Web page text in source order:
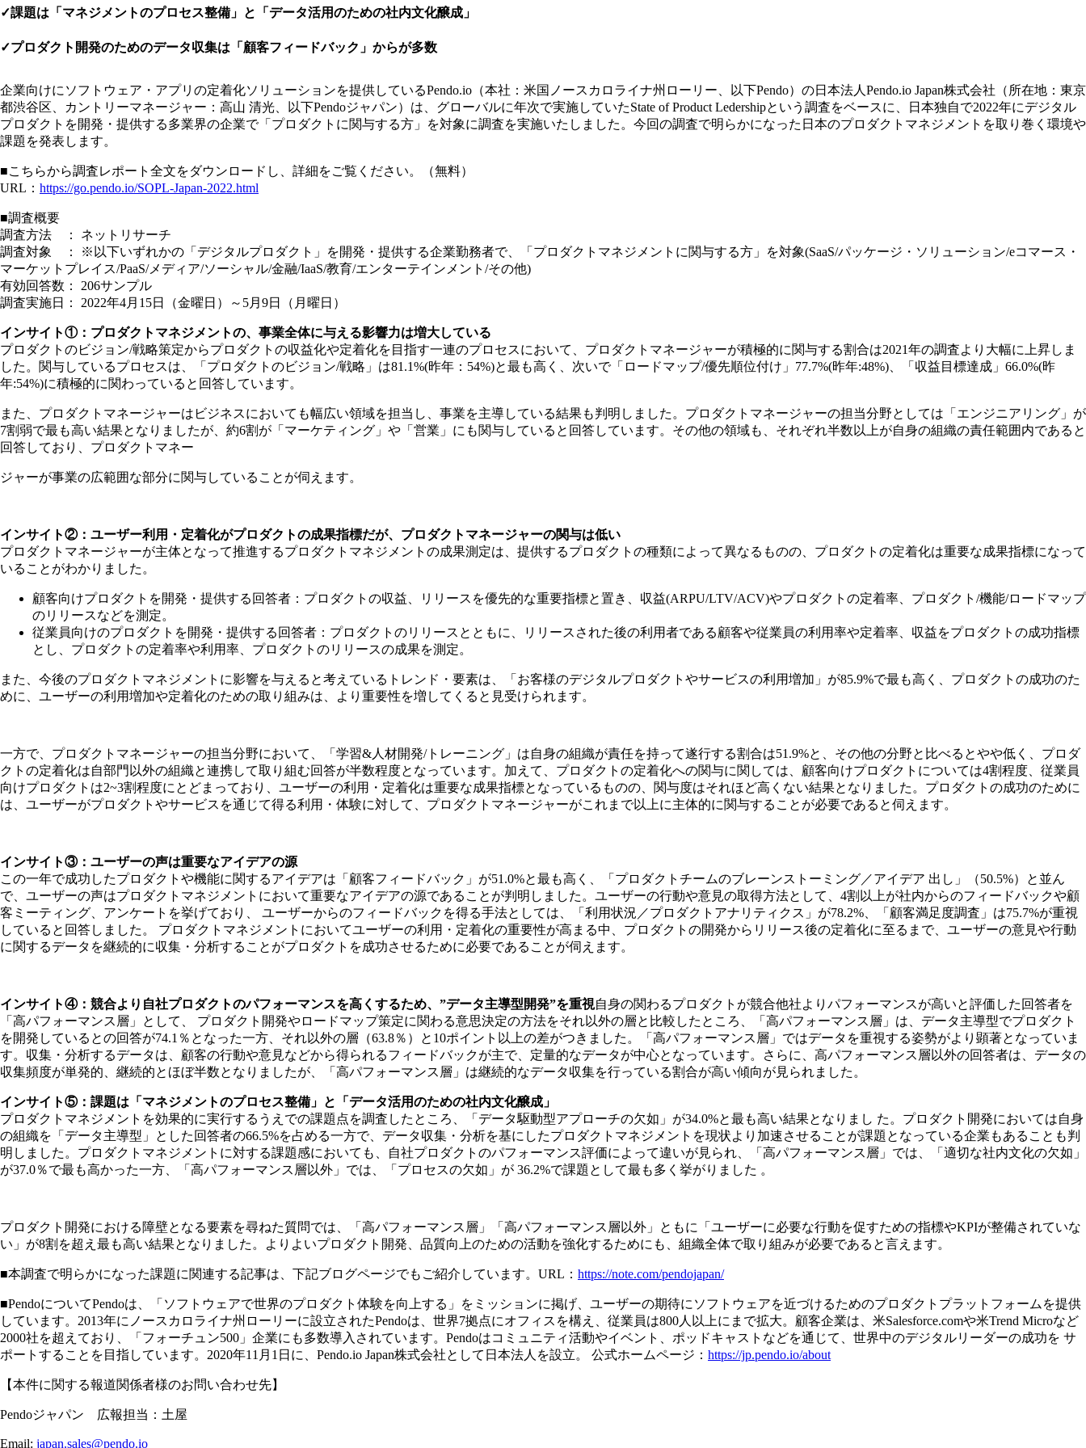
✓課題は「マネジメントのプロセス整備」と「データ活⽤のための社内⽂化醸成」
✓プロダクト開発のためのデータ収集は「顧客フィードバック」からが多数
企業向けにソフトウェア・アプリの定着化ソリューションを提供しているPendo.io（本社：米国ノースカロライナ州ローリー、以下Pendo）の日本法人Pendo.io Japan株式会社（所在地：東京
都渋谷区、カントリーマネージャー：高山 清光、以下Pendoジャパン）は、グローバルに年次で実施していたState of Product Ledershipという調査をベースに、日本独自で2022年にデジタル
プロダクトを開発・提供する多業界の企業で「プロダクトに関与する方」を対象に調査を実施いたしました。今回の調査で明らかになった日本のプロダクトマネジメントを取り巻く環境や
課題を発表します。
■こちらから調査レポート全文をダウンロードし、詳細をご覧ください。（無料）
URL： https://go.pendo.io/SOPL-Japan-2022.html
■調査概要
調査方法 ： ネットリサーチ
調査対象 ： ※以下いずれかの「デジタルプロダクト」を開発・提供する企業勤務者で、「プロダクトマネジメントに関与する方」を対象(SaaS/パッケージ・ソリューション/eコマース・
マーケットプレイス/PaaS/メディア/ソーシャル/金融/IaaS/教育/エンターテインメント/その他)
有効回答数： 206サンプル
調査実施日： 2022年4月15日（金曜日）～5月9日（月曜日）
インサイト①：プロダクトマネジメントの、事業全体に与える影響力は増大している
プロダクトのビジョン/戦略策定からプロダクトの収益化や定着化を目指す一連のプロセスにおいて、プロダクトマネージャーが積極的に関与する割合は2021年の調査より大幅に上昇しま
した。関与しているプロセスは、「プロダクトのビジョン/戦略」は81.1%(昨年：54%)と最も高く、次いで「ロードマップ/優先順位付け」77.7%(昨年:48%)、「収益目標達成」66.0%(昨
年:54%)に積極的に関わっていると回答しています。
また、プロダクトマネージャーはビジネスにおいても幅広い領域を担当し、事業を主導している結果も判明しました。プロダクトマネージャーの担当分野としては「エンジニアリング」が
7割弱で最も高い結果となりましたが、約6割が「マーケティング」や「営業」にも関与していると回答しています。その他の領域も、それぞれ半数以上が自身の組織の責任範囲内であると
回答しており、プロダクトマネー
ジャーが事業の広範囲な部分に関与していることが伺えます。
インサイト②：ユーザー利用・定着化がプロダクトの成果指標だが、プロダクトマネージャーの関与は低い
プロダクトマネージャーが主体となって推進するプロダクトマネジメントの成果測定は、提供するプロダクトの種類によって異なるものの、プロダクトの定着化は重要な成果指標になって
いることがわかりました。
顧客向けプロダクトを開発・提供する回答者：プロダクトの収益、リリースを優先的な重要指標と置き、収益(ARPU/LTV/ACV)やプロダクトの定着率、プロダクト/機能/ロードマップ
のリリースなどを測定。
従業員向けのプロダクトを開発・提供する回答者：プロダクトのリリースとともに、リリースされた後の利用者である顧客や従業員の利用率や定着率、収益をプロダクトの成功指標
とし、プロダクトの定着率や利用率、プロダクトのリリースの成果を測定。
また、今後のプロダクトマネジメントに影響を与えると考えているトレンド・要素は、「お客様のデジタルプロダクトやサービスの利用増加」が85.9%で最も高く、プロダクトの成功のた
めに、ユーザーの利用増加や定着化のための取り組みは、より重要性を増してくると見受けられます。
一方で、プロダクトマネージャーの担当分野において、「学習&人材開発/トレーニング」は自身の組織が責任を持って遂行する割合は51.9%と、その他の分野と比べるとやや低く、プロダ
クトの定着化は自部門以外の組織と連携して取り組む回答が半数程度となっています。加えて、プロダクトの定着化への関与に関しては、顧客向けプロダクトについては4割程度、従業員
向けプロダクトは2~3割程度にとどまっており、ユーザーの利用・定着化は重要な成果指標となっているものの、関与度はそれほど高くない結果となりました。プロダクトの成功のために
は、ユーザーがプロダクトやサービスを通じて得る利用・体験に対して、プロダクトマネージャーがこれまで以上に主体的に関与することが必要であると伺えます。
インサイト③：ユーザーの声は重要なアイデアの源
この⼀年で成功したプロダクトや機能に関するアイデアは「顧客フィードバック」が51.0%と最も⾼く、「プロダクトチームのブレーンストーミング／アイデア 出し」（50.5%）と並ん
で、ユーザーの声はプロダクトマネジメントにおいて重要なアイデアの源であることが判明しました。ユーザーの行動や意見の取得方法として、4割以上が社内からのフィードバックや顧
客ミーティング、アンケートを挙げており、 ユーザーからのフィードバックを得る⼿法としては、「利⽤状況／プロダクトアナリティクス」が78.2%、「顧客満⾜度調査」は75.7%が重視
していると回答しました。 プロダクトマネジメントにおいてユーザーの利⽤・定着化の重要性が⾼まる中、プロダクトの開発からリリース後の定着化に⾄るまで、ユーザーの意⾒や⾏動
に関するデータを継続的に収集・分析することがプロダクトを成功させるために必要であることが伺えます。
インサイト④：競合より自社プロダクトのパフォーマンスを高くするため、”データ主導型開発”を重視⾃⾝の関わるプロダクトが競合他社よりパフォーマンスが⾼いと評価した回答者を
「⾼パフォーマンス層」として、 プロダクト開発やロードマップ策定に関わる意思決定の⽅法をそれ以外の層と⽐較したところ、「⾼パフォーマンス層」は、データ主導型でプロダクト
を開発しているとの回答が74.1％となった⼀⽅、それ以外の層（63.8％）と10ポイント以上の差がつきました。「高パフォーマンス層」ではデータを重視する姿勢がより顕著となっていま
す。収集・分析するデータは、顧客の⾏動や意⾒などから得られるフィードバックが主で、定量的なデータが中⼼となっています。さらに、⾼パフォーマンス層以外の回答者は、データの
収集頻度が単発的、継続的とほぼ半数となりましたが、「⾼パフォーマンス層」は継続的なデータ収集を⾏っている割合が⾼い傾向が⾒られました。
インサイト⑤：課題は「マネジメントのプロセス整備」と「データ活⽤のための社内⽂化醸成」
プロダクトマネジメントを効果的に実⾏するうえでの課題点を調査したところ、「データ駆動型アプローチの⽋如」が34.0%と最も高い結果となりまし た。プロダクト開発においては⾃⾝
の組織を「データ主導型」とした回答者の66.5%を占める⼀⽅で、データ収集・分析を基にしたプロダクトマネジメントを現状より加速させることが課題となっている企業もあることも判
明しました。プロダクトマネジメントに対する課題感においても、⾃社プロダクトのパフォーマンス評価によって違いが⾒られ、「⾼パフォーマンス層」では、「適切な社内⽂化の⽋如」
が37.0％で最も⾼かった⼀⽅、「⾼パフォーマンス層以外」では、「プロセスの⽋如」が 36.2%で課題として最も多く挙がりました 。
プロダクト開発における障壁となる要素を尋ねた質問では、「⾼パフォーマンス層」「⾼パフォーマンス層以外」ともに「ユーザーに必要な⾏動を促すための指標やKPIが整備されていな
い」が8割を超え最も⾼い結果となりました。よりよいプロダクト開発、品質向上のための活動を強化するためにも、組織全体で取り組みが必要であると言えます。
■本調査で明らかになった課題に関連する記事は、下記ブログページでもご紹介しています。URL： https://note.com/pendojapan/
■PendoについてPendoは、「ソフトウェアで世界のプロダクト体験を向上する」をミッションに掲げ、ユーザーの期待にソフトウェアを近づけるためのプロダクトプラットフォームを提供
しています。2013年にノースカロライナ州ローリーに設立されたPendoは、世界7拠点にオフィスを構え、従業員は800人以上にまで拡大。顧客企業は、米Salesforce.comや米Trend Microなど
2000社を超えており、「フォーチュン500」企業にも多数導入されています。Pendoはコミュニティ活動やイベント、ポッドキャストなどを通じて、世界中のデジタルリーダーの成功を サ
ポートすることを目指しています。2020年11月1日に、Pendo.io Japan株式会社として日本法人を設立。 公式ホームページ： https://jp.pendo.io/about
【本件に関する報道関係者様のお問い合わせ先】
Pendoジャパン 広報担当：土屋
Email: japan.sales@pendo.io